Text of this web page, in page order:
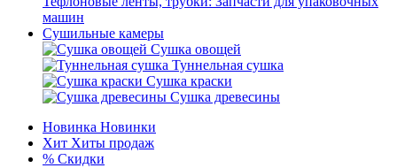
машин
Сушильные камеры
Сушка овощей
Туннельная сушка
Сушка краски
Сушка древесины
Новинка Новинки
Хит Хиты продаж
% Скидки